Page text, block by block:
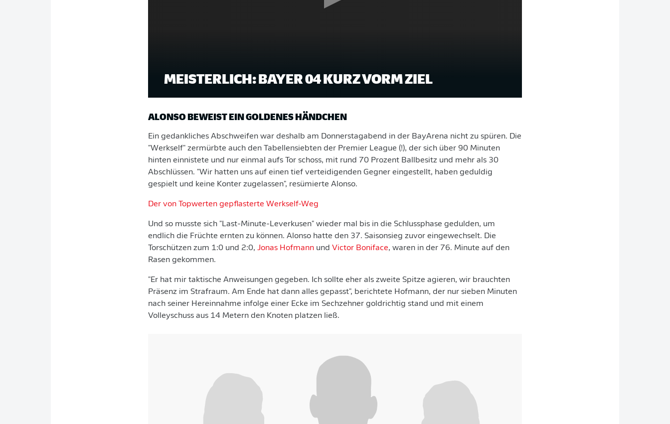
MEISTERLICH: BAYER 04 KURZ VORM ZIEL
ALONSO BEWEIST EIN GOLDENES HÄNDCHEN
Ein gedankliches Abschweifen war deshalb am Donnerstagabend in der BayArena nicht zu spüren. Die
"Werkself" zermürbte auch den Tabellensiebten der Premier League (!), der sich über 90 Minuten
hinten einnistete und nur einmal aufs Tor schoss, mit rund 70 Prozent Ballbesitz und mehr als 30
Abschlüssen. "Wir hatten uns auf einen tief verteidigenden Gegner eingestellt, haben geduldig
gespielt und keine Konter zugelassen", resümierte Alonso.
Der von Topwerten gepflasterte Werkself-Weg
Und so musste sich "Last-Minute-Leverkusen" wieder mal bis in die Schlussphase gedulden, um
endlich die Früchte ernten zu können. Alonso hatte den 37. Saisonsieg zuvor eingewechselt. Die
Torschützen zum 1:0 und 2:0, Jonas Hofmann und Victor Boniface, waren in der 76. Minute auf den
Rasen gekommen.
"Er hat mir taktische Anweisungen gegeben. Ich sollte eher als zweite Spitze agieren, wir brauchten
Präsenz im Strafraum. Am Ende hat dann alles gepasst", berichtete Hofmann, der nur sieben Minuten
nach seiner Hereinnahme infolge einer Ecke im Sechzehner goldrichtig stand und mit einem
Volleyschuss aus 14 Metern den Knoten platzen ließ.